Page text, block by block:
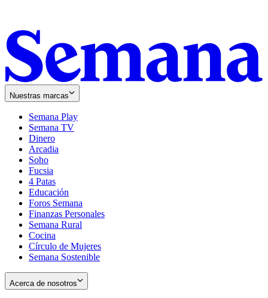
Nuestras marcas
Semana Play
Semana TV
Dinero
Arcadia
Soho
in
new
window
Fucsia
in
new
window
4 Patas
Educación
Foros Semana
Finanzas Personales
Semana Rural
Cocina
Círculo de Mujeres
Semana Sostenible
Acerca de nosotros